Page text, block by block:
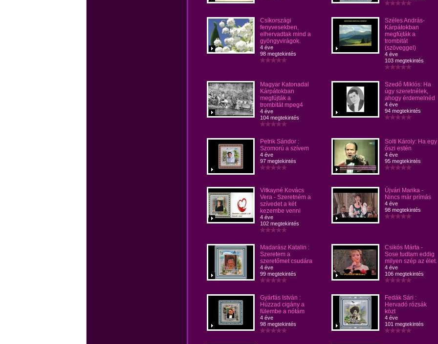
Csíkországi
fenyvesekben,
elhervadtak mind a
gyöngyvirágok.
4 éve
98 megtekintés
Széles András-
Kárpátokban
megfújták a
trombitát
(szöveggel)
4 éve
103 megtekintés
Magyar Katonadal
Kárpátokban
megfújták a
trombitát mpeg4
4 éve
104 megtekintés
Szedő Miklós: Ha
úgy szeretnélek,
ahogy érdemelnéd
4 éve
94 megtekintés
Petrik Sándor :
Szomorú a szívem
4 éve
97 megtekintés
Solti Károly: Ha egy
őszi estén
4 éve
95 megtekintés
Vitkayné Kovács
Vera - Szeretném a
szívedet a két
kezembe venni
4 éve
102 megtekintés
Újvári Marika -
Nincs már prímás
4 éve
98 megtekintés
Madarász Katalin :
Szeretem a
szeretőmet csudára
4 éve
99 megtekintés
Csikós Márta -
Sose tudtam eddig
milyen szép az élet.
4 éve
106 megtekintés
Gyárfás István :
Húzzad cigány a
fülembe a nótám
4 éve
98 megtekintés
Fedák Sári :
Hervadó rózsák
közt
4 éve
101 megtekintés